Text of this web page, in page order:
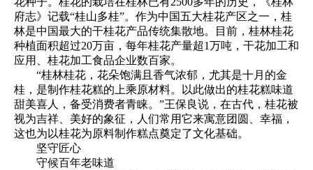
府志》记载“桂山多桂”。作为中国五大桂花产区之一，桂
林是中国最大的干桂花产品传统集散地。目前，桂林桂花
种植面积超过20万亩，每年桂花产量超1万吨，干花加工和
应用、桂花加工食品企业数百家。
“桂林桂花，花朵饱满且香气浓郁，尤其是十月的金
桂，是制作桂花糕的上乘原材料。以此做出的桂花糕味道
甜美喜人，备受消费者青睐。”王保良说，在古代，桂花被
视为吉祥、美好的象征，人们常用它来寓意团圆、幸福，
这也为以桂花为原料制作糕点奠定了文化基础。
坚守匠心
守候百年老味道